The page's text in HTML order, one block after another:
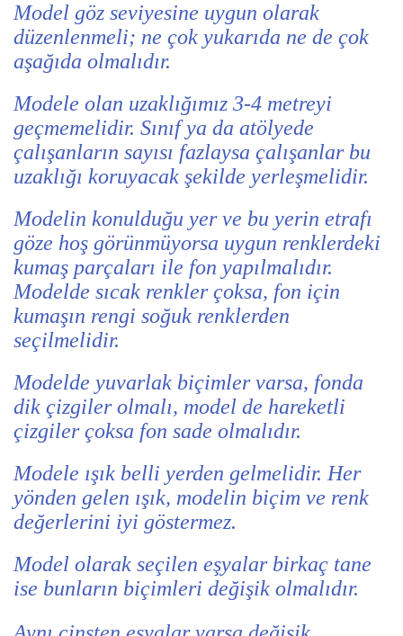
Model göz seviyesine uygun olarak
düzenlenmeli; ne çok yukarıda ne de çok
aşağıda olmalıdır.
Modele olan uzaklığımız 3-4 metreyi
geçmemelidir. Sınıf ya da atölyede
çalışanların sayısı fazlaysa çalışanlar bu
uzaklığı koruyacak şekilde yerleşmelidir.
Modelin konulduğu yer ve bu yerin etrafı
göze hoş görünmüyorsa uygun renklerdeki
kumaş parçaları ile fon yapılmalıdır.
Modelde sıcak renkler çoksa, fon için
kumaşın rengi soğuk renklerden
seçilmelidir.
Modelde yuvarlak biçimler varsa, fonda
dik çizgiler olmalı, model de hareketli
çizgiler çoksa fon sade olmalıdır.
Modele ışık belli yerden gelmelidir. Her
yönden gelen ışık, modelin biçim ve renk
değerlerini iyi göstermez.
Model olarak seçilen eşyalar birkaç tane
ise bunların biçimleri değişik olmalıdır.